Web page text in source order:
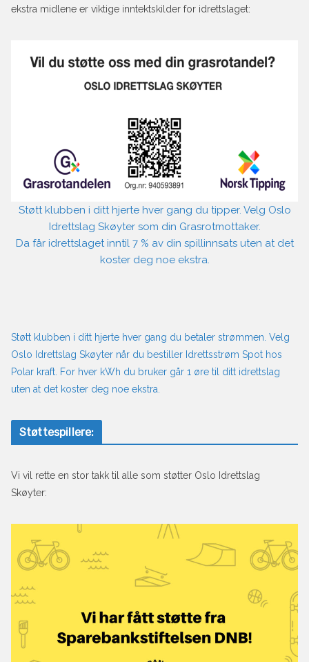
ekstra midlene er viktige inntektskilder for idrettslaget:
Støtt klubben i ditt hjerte hver gang du tipper. Velg Oslo
Idrettslag Skøyter som din Grasrotmottaker.
Da får idrettslaget inntil 7 % av din spillinnsats uten at det
koster deg noe ekstra.
Støtt klubben i ditt hjerte hver gang du betaler strømmen. Velg
Oslo Idrettslag Skøyter når du bestiller Idrettsstrøm Spot hos
Polar kraft. For hver kWh du bruker går 1 øre til ditt idrettslag
uten at det koster deg noe ekstra.
Støttespillere:
Vi vil rette en stor takk til alle som støtter Oslo Idrettslag
Skøyter: